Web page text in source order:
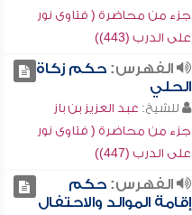
جزء من محاضرة ( فتاوى نور
على الدرب (443))
الفهرس:حكم زكاة
الحلي
للشيخ: عبد العزيز بن باز
جزء من محاضرة ( فتاوى نور
على الدرب (447))
الفهرس:حكم
إقامة الموالد والاحتفال